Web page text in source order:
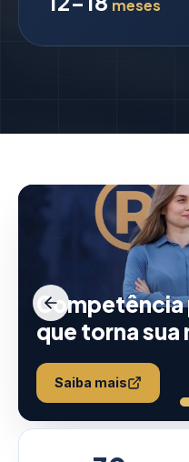
meses
que torna sua
Saiba mais